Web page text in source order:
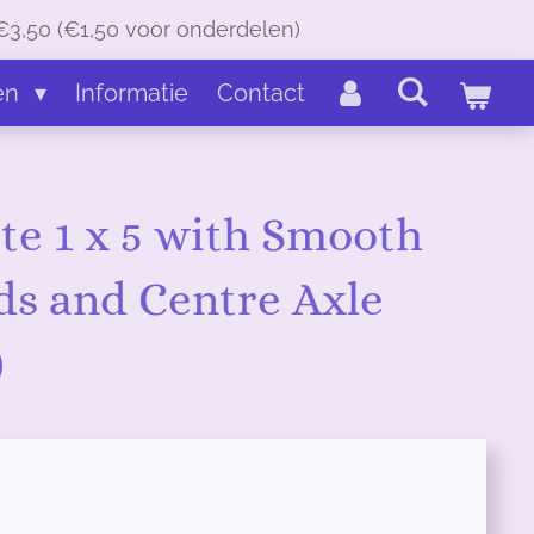
(€1,50 voor onderdelen)
Informatie Contact
1 x 5 with Smooth
and Centre Axle